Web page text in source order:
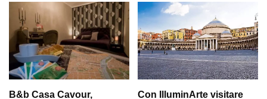
B&b Casa Cavour,
Con IlluminArte visitare